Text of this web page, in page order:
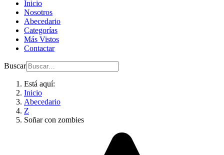
Inicio
Nosotros
Abecedario
Categorías
Más Vistos
Contactar
Buscar
Está aquí:
Inicio
Abecedario
Z
Soñar con zombies